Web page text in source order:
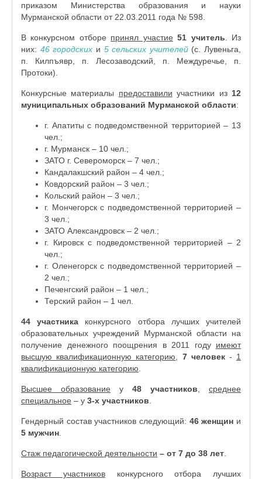
приказом Министерства образования и науки
Мурманской области от 22.03.2011 года № 598.
В конкурсном отборе принял участие 51 учитель . Из
них: 46 городских и 5 сельских учителей(с. Лувеньга,
п. Килпъявр, п. Лесозаводский, п. Междуречье, п.
Протоки).
Конкурсные материалы предоставили участники из 12
муниципальных образований Мурманской области:
г. Апатиты с подведомственной территорией – 13
чел.;
г. Мурманск – 10 чел.;
ЗАТО г. Североморск – 7 чел.;
Кандалакшский район – 4 чел.;
Ковдорский район – 3 чел.;
Кольский район – 3 чел.;
г. Мончегорск с подведомственной территорией –
3 чел.;
ЗАТО Александровск – 2 чел.;
г. Кировск с подведомственной территорией – 2
чел.;
г. Оленегорск с подведомственной территорией –
2 чел.;
Печенгский район – 1 чел.;
Терский район – 1 чел.
44 участника конкурсного отбора лучших учителей
образовательных учреждений Мурманской области на
получение денежного поощрения в 2011 году имеют
высшую квалификационную категорию
7 человек- 1
квалификационную категорию
Высшее образование у 48 участников
среднее
специальное – у 3-х участников
Гендерный состав участников следующий: 46 женщин и
5 мужчин
Стаж педагогической деятельности – от 7 до 38 лет
Возраст участниковконкурсного отбора лучших